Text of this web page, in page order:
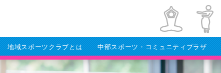
地域スポーツクラブとは 中部スポーツ・コミュニティプラザ